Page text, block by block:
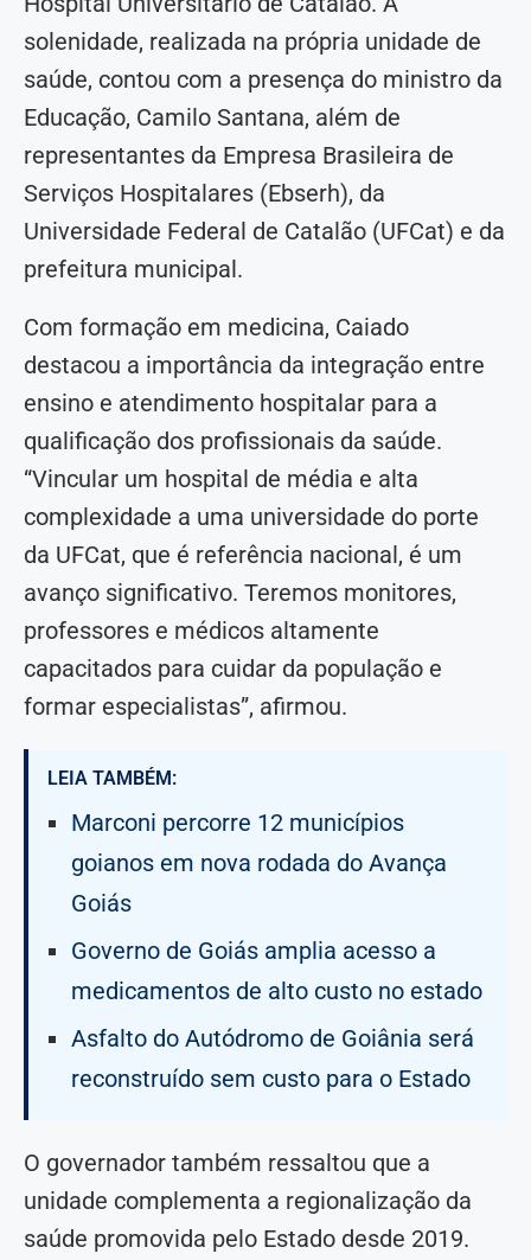
solenidade, realizada na própria unidade de
saúde, contou com a presença do ministro da
Educação, Camilo Santana, além de
representantes da Empresa Brasileira de
Serviços Hospitalares (Ebserh), da
Universidade Federal de Catalão (UFCat) e da
prefeitura municipal.
Com formação em medicina, Caiado
destacou a importância da integração entre
ensino e atendimento hospitalar para a
qualificação dos profissionais da saúde.
“Vincular um hospital de média e alta
complexidade a uma universidade do porte
da UFCat, que é referência nacional, é um
avanço significativo. Teremos monitores,
professores e médicos altamente
capacitados para cuidar da população e
formar especialistas”, afirmou.
LEIA TAMBÉM:
Marconi percorre 12 municípios
goianos em nova rodada do Avança
Goiás
Governo de Goiás amplia acesso a
medicamentos de alto custo no estado
Asfalto do Autódromo de Goiânia será
reconstruído sem custo para o Estado
O governador também ressaltou que a
unidade complementa a regionalização da
saúde promovida pelo Estado desde 2019.